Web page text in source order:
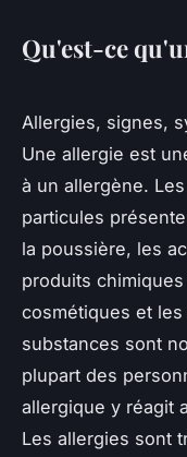
Qu'est-ce
Allergies, signes,
Une allergie est
à un allergène.
particules
la poussière, les
produits
cosmétiques et
substances sont
plupart des
allergique y réagit
Les allergies sont